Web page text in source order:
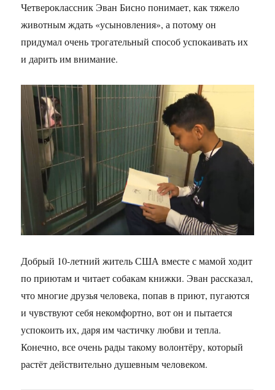
Четвероклассник Эван Бисно понимает, как тяжело
животным ждать «усыновления», а потому он
придумал очень трогательный способ успокаивать их
и дарить им внимание.
Добрый 10-летний житель США вместе с мамой ходит
по приютам и читает собакам книжки. Эван рассказал,
что многие друзья человека, попав в приют, пугаются
и чувствуют себя некомфортно, вот он и пытается
успокоить их, даря им частичку любви и тепла.
Конечно, все очень рады такому волонтёру, который
растёт действительно душевным человеком.